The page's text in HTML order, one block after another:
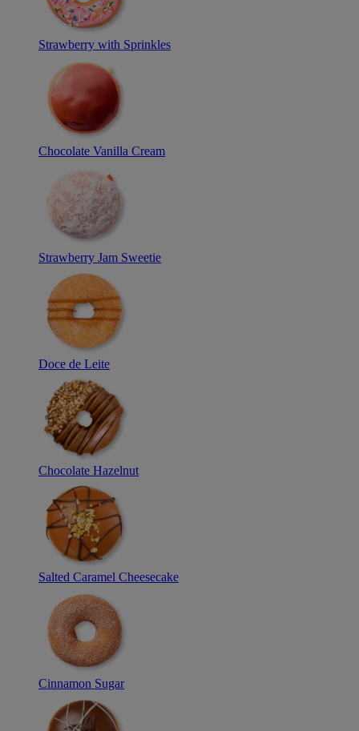
Strawberry with Sprinkles
Chocolate Vanilla Cream
Strawberry Jam Sweetie
Doce de Leite
Chocolate Hazelnut
Salted Caramel Cheesecake
Cinnamon Sugar